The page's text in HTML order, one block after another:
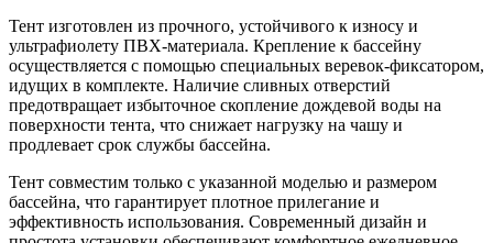
Тент изготовлен из прочного, устойчивого к износу и
ультрафиолету ПВХ-материала. Крепление к бассейну
осуществляется с помощью специальных веревок-фиксатором,
идущих в комплекте. Наличие сливных отверстий
предотвращает избыточное скопление дождевой воды на
поверхности тента, что снижает нагрузку на чашу и
продлевает срок службы бассейна.
Тент совместим только с указанной моделью и размером
бассейна, что гарантирует плотное прилегание и
эффективность использования. Современный дизайн и